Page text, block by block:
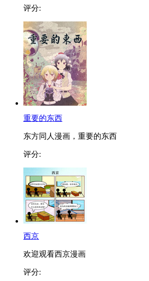
评分:
重要的东西
东方同人漫画，重要的东西
评分:
西京
欢迎观看西京漫画
评分: